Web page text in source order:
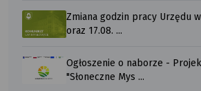
Zmiana godzin pracy Urzędu
oraz 17.08. ...
Ogłoszenie o naborze -
"Słoneczne Mys ...